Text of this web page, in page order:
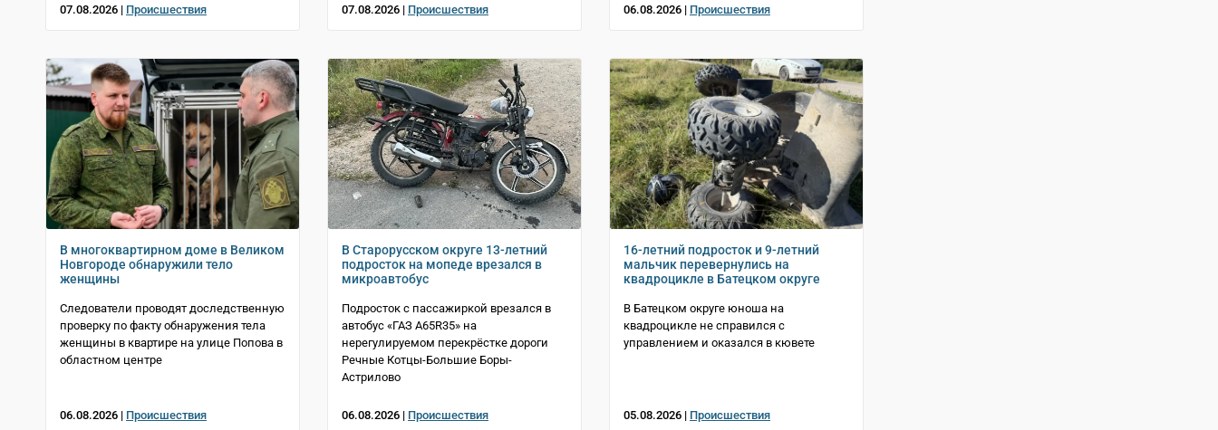
07.08.2026 | Происшествия 07.08.2026 | Происшествия 06.08.2026 | Происшествия
В многоквартирном доме в Великом
Новгороде обнаружили тело
женщины
Следователи проводят доследственную
проверку по факту обнаружения тела
женщины в квартире на улице Попова в
областном центре
06.08.2026 | Происшествия
В Старорусском округе 13-летний
подросток на мопеде врезался в
микроавтобус
Подросток с пассажиркой врезался в
автобус «ГАЗ A65R35» на
нерегулируемом перекрёстке дороги
Речные Котцы-Большие Боры-
Астрилово
06.08.2026 | Происшествия
16-летний подросток и 9-летний
мальчик перевернулись на
квадроцикле в Батецком округе
В Батецком округе юноша на
квадроцикле не справился с
управлением и оказался в кювете
05.08.2026 | Происшествия